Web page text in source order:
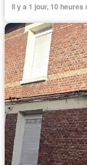
Il y a 1 jour, 10 heures